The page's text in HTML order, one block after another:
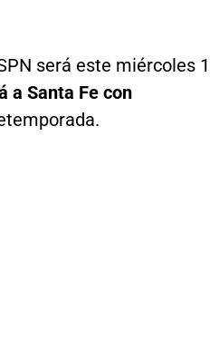
será este miércoles
a Santa Fe con